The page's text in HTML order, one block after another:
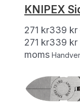
KNIPEX
271 kr339 kr
271 kr339
moms